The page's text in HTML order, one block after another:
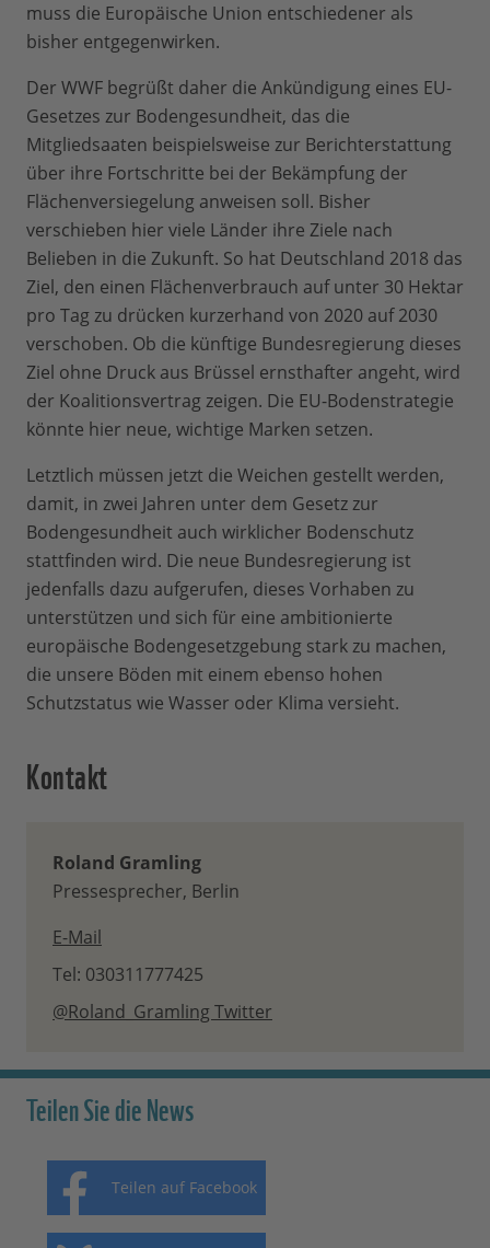
muss die Europäische Union entschiedener als
bisher entgegenwirken.
Der WWF begrüßt daher die Ankündigung eines EU-
Gesetzes zur Bodengesundheit, das die
Mitgliedsaaten beispielsweise zur Berichterstattung
über ihre Fortschritte bei der Bekämpfung der
Flächenversiegelung anweisen soll. Bisher
verschieben hier viele Länder ihre Ziele nach
Belieben in die Zukunft. So hat Deutschland 2018 das
Ziel, den einen Flächenverbrauch auf unter 30 Hektar
pro Tag zu drücken kurzerhand von 2020 auf 2030
verschoben. Ob die künftige Bundesregierung dieses
Ziel ohne Druck aus Brüssel ernsthafter angeht, wird
der Koalitionsvertrag zeigen. Die EU-Bodenstrategie
könnte hier neue, wichtige Marken setzen.
Letztlich müssen jetzt die Weichen gestellt werden,
damit, in zwei Jahren unter dem Gesetz zur
Bodengesundheit auch wirklicher Bodenschutz
stattfinden wird. Die neue Bundesregierung ist
jedenfalls dazu aufgerufen, dieses Vorhaben zu
unterstützen und sich für eine ambitionierte
europäische Bodengesetzgebung stark zu machen,
die unsere Böden mit einem ebenso hohen
Schutzstatus wie Wasser oder Klima versieht.
Kontakt
Roland Gramling
Pressesprecher, Berlin
E-Mail
Tel: 030311777425
@Roland_Gramling Twitter
Teilen Sie die News
Teilen auf Facebook